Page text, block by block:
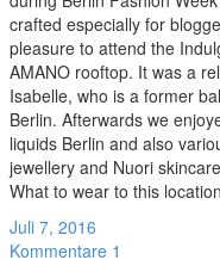
crafted especially for
pleasure to attend the
AMANO rooftop. It was a
Isabelle, who is a former
Berlin. Afterwards we
liquids Berlin and also
jewellery and Nuori
What to wear to this location
Juli 7, 2016
Kommentare 1